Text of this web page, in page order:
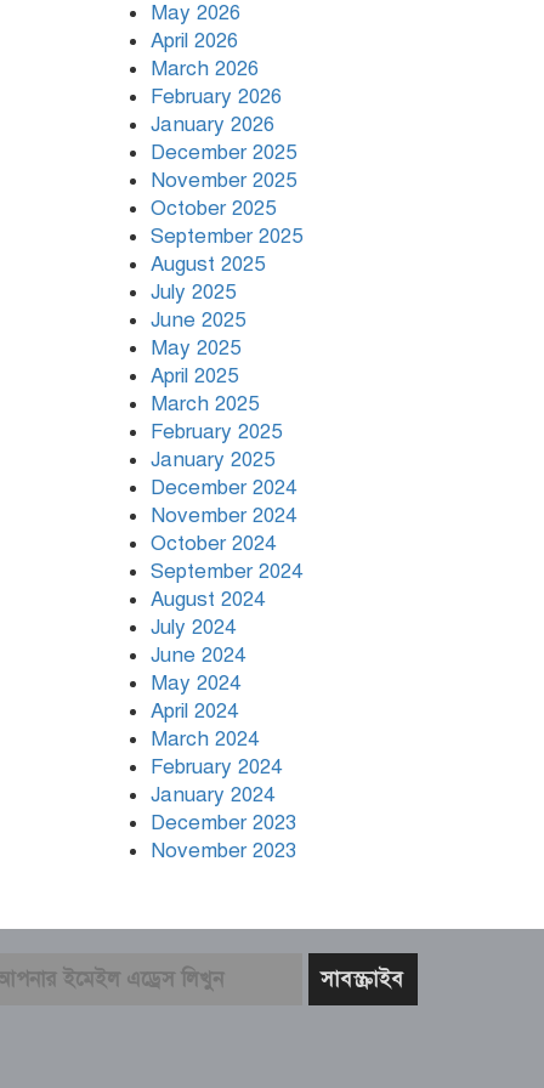
তারেক রহমান ক্ষমতায়
থাকবেন না, পতন শুরু হয়ে
গেছে: পাটওয়ারী
বাংলাদেশ আর কখনো
তাবেদারি রাষ্ট্রে পরিণত হবে
২০ মিনিটে সাত বিস্ফোরণে
কাঁপল দুবাই
May 2026
April 2026
March 2026
February 2026
January 2026
December 2025
November 2025
October 2025
September 2025
August 2025
July 2025
June 2025
May 2025
April 2025
March 2025
February 2025
January 2025
December 2024
November 2024
October 2024
September 2024
August 2024
July 2024
June 2024
May 2024
April 2024
March 2024
February 2024
January 2024
December 2023
November 2023